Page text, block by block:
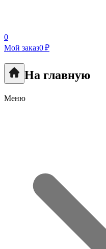
0
Мой заказ0 ₽
На главную
Меню